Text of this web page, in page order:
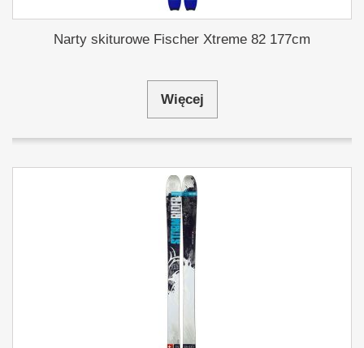
Narty skiturowe Fischer Xtreme 82 177cm
Więcej